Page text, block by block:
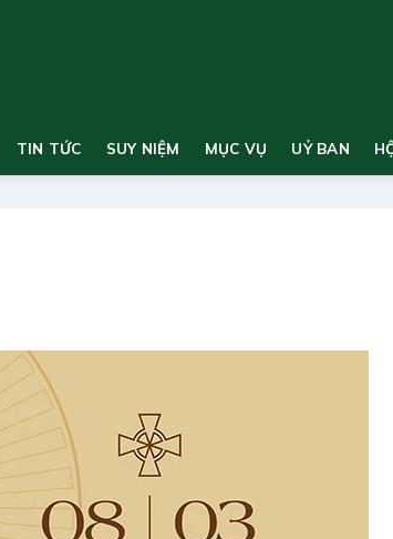
TIN TỨC SUY NIỆM MỤC VỤ UỶ BAN